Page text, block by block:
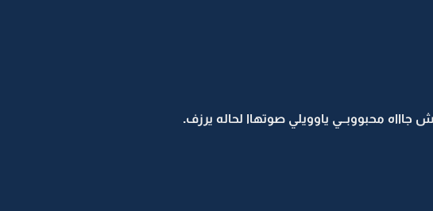
محبووبــي ياوويلي صوتهاا لحاله يرزف.